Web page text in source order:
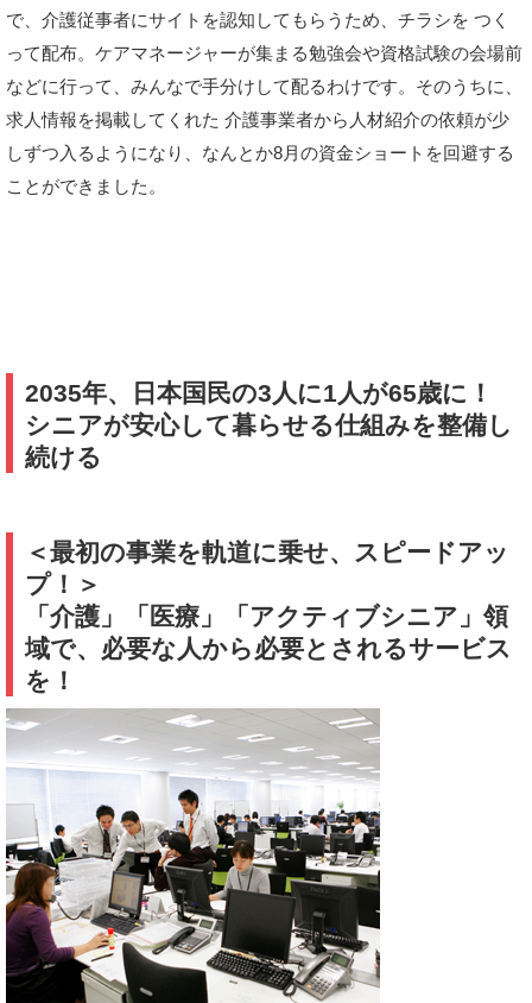
で、介護従事者にサイトを認知してもらうため、チラシを つく
って配布。ケアマネージャーが集まる勉強会や資格試験の会場前
などに行って、みんなで手分けして配るわけです。そのうちに、
求人情報を掲載してくれた 介護事業者から人材紹介の依頼が少
しずつ入るようになり、なんとか8月の資金ショートを回避する
ことができました。
2035年、日本国民の3人に1人が65歳に！
シニアが安心して暮らせる仕組みを整備し
続ける
＜最初の事業を軌道に乗せ、スピードアッ
プ！＞
「介護」「医療」「アクティブシニア」領
域で、必要な人から必要とされるサービス
を！